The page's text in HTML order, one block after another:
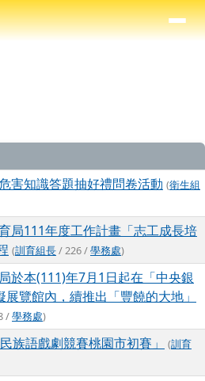
⏸
害知識答題抽好禮問卷活動 (衛生組
局111年度工作計畫「志工成長培
(訓育組長/ 226 /學務處)
於本(111)年7月1日起在「中央銀
覽館內，續推出「豐饒的大地」
/學務處)
族語戲劇競賽桃園市初賽」 (訓育